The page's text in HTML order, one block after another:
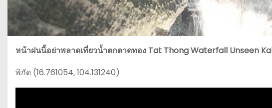
หน้าฝนนี้อย่าพลาดเที่ยวน้ำตกตาดทอง Tat Thong Waterfall Unseen
พิกัด (16.761054, 104.131240)